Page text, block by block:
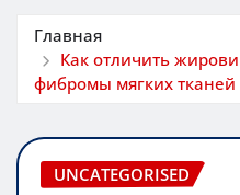
Главная
Как отличить
фибромы мягких
UNCATEGORISED